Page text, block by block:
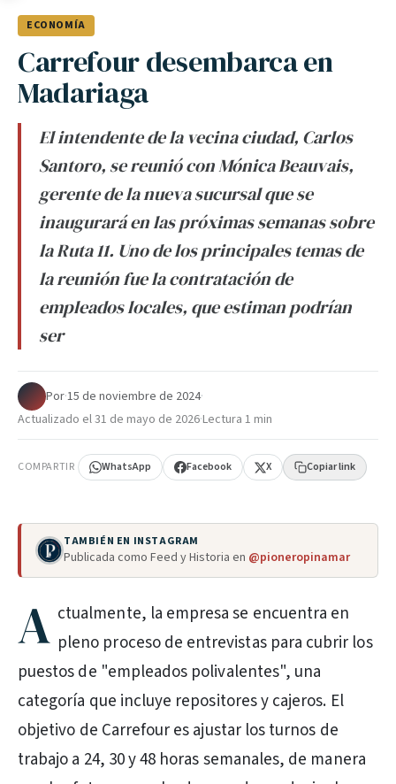
ECONOMÍA
Carrefour desembarca en
Madariaga
El intendente de la vecina ciudad, Carlos
Santoro, se reunió con Mónica Beauvais,
gerente de la nueva sucursal que se
inaugurará en las próximas semanas sobre
la Ruta 11. Uno de los principales temas de
la reunión fue la contratación de
empleados locales, que estiman podrían
ser
Por·15 de noviembre de 2024·
Actualizado el31 de mayo de 2026·Lectura 1 min
COMPARTIR WhatsApp Facebook X Copiar link
TAMBIÉN EN INSTAGRAM
Publicada como Feed y Historia en @pioneropinamar
A ctualmente, la empresa se encuentra en
pleno proceso de entrevistas para cubrir los
puestos de "empleados polivalentes", una
categoría que incluye repositores y cajeros. El
objetivo de Carrefour es ajustar los turnos de
trabajo a 24, 30 y 48 horas semanales, de manera